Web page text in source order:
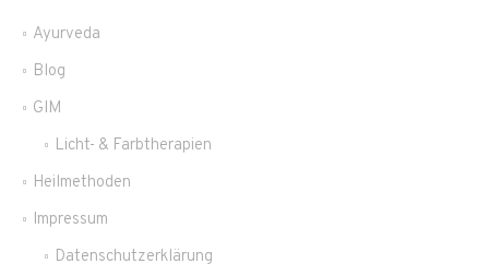
Ayurveda
Blog
GIM
Licht- & Farbtherapien
Heilmethoden
Impressum
Datenschutzerklärung